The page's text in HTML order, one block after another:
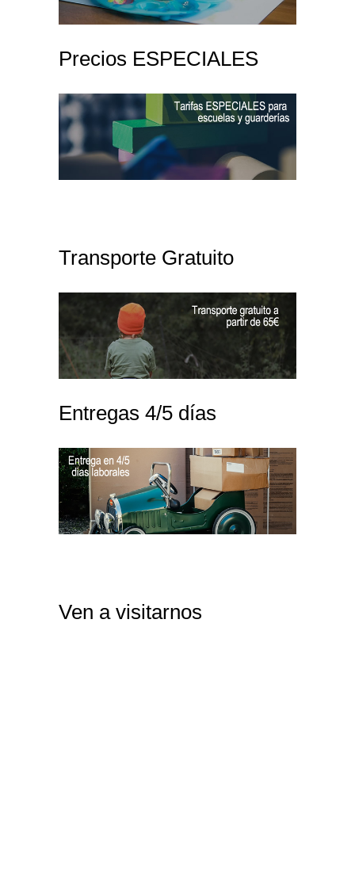
Precios ESPECIALES
Transporte Gratuito
Entregas 4/5 días
Ven a visitarnos